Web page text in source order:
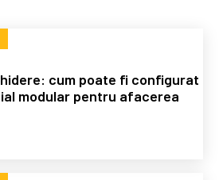
cum poate fi configurat
modular pentru afacerea